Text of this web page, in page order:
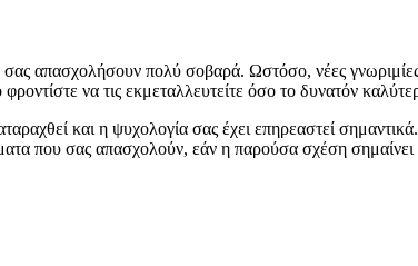
απασχολήσουν πολύ σοβαρά. Ωστόσο, νέες
να τις εκμεταλλευτείτε όσο το δυνατόν
και η ψυχολογία σας έχει επηρεαστεί
που σας απασχολούν, εάν η παρούσα σχέση σημαίνει